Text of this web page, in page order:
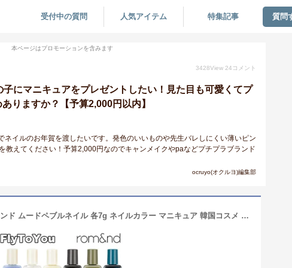
受付中の質問 人気アイテム 特集記事 質問
本ページはプロモーションを含みます
3428View 24 コメント
子にマニキュアをプレゼントしたい！見た目も可愛くてプ
りますか？【予算2,000円以内】
ネイルのお年賀を渡したいです。発色のいいものや先生バレしにくい薄いピン
教えてください！予算2,000円なのでキャンメイクやpaなどプチプラブランド
ocruyo(オクルヨ)編集部
新カラー追加！ romand ロムアンド ムードペブルネイル 各7g ネイルカラー マニキュア 韓国コスメ 正規品 送料無料